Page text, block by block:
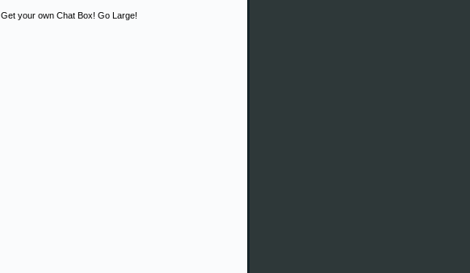
Get your own Chat Box! Go Large!